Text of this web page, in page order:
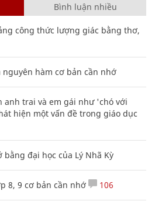
Bình luận nhiều
công thức lượng giác bằng thơ,
hàm cơ bản cần nhớ
anh trai và em gái như 'chó với
hiện một vấn đề trong giáo dục
đại học của Lý Nhã Kỳ
8, 9 cơ bản cần nhớ 106